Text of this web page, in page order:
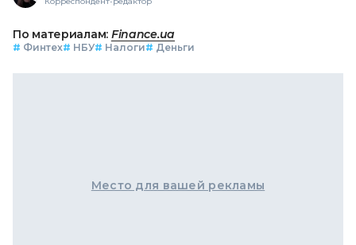
По материалам: Finance.ua
# Финтех# НБУ# Налоги# Деньги
Место для вашей рекламы